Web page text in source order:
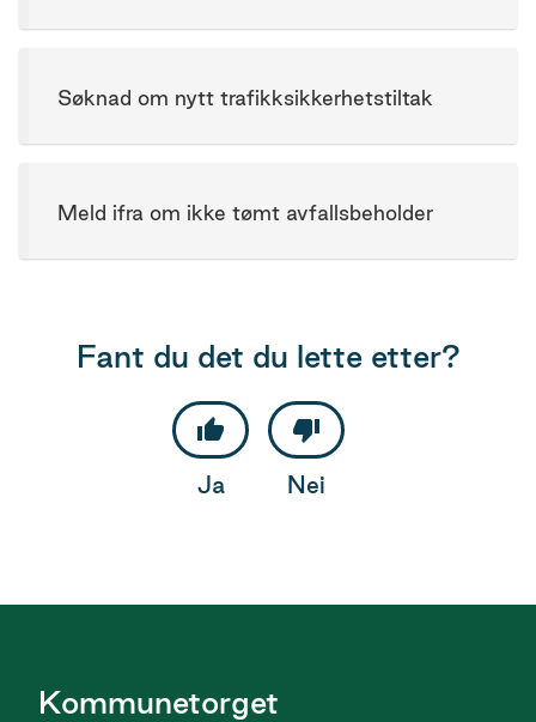
Søknad om nytt trafikksikkerhetstiltak
Meld ifra om ikke tømt avfallsbeholder
Fant du det du lette etter?
Ja Nei
Kommunetorget